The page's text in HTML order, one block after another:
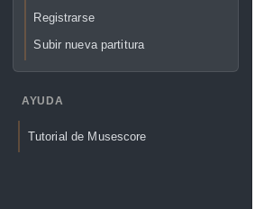
Registrarse
Subir nueva partitura
AYUDA
Tutorial de Musescore